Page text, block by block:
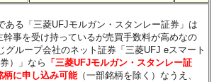
ある「三菱UFJモルガン・スタンレー証券」は
事を受け持っているが売買手数料が高めなの
グループ会社のネット証券「三菱UFJ eスマート
）」なら 「三菱UFJモルガン・スタンレー証
柄に申し込み可能（一部銘柄を除く）なうえ、